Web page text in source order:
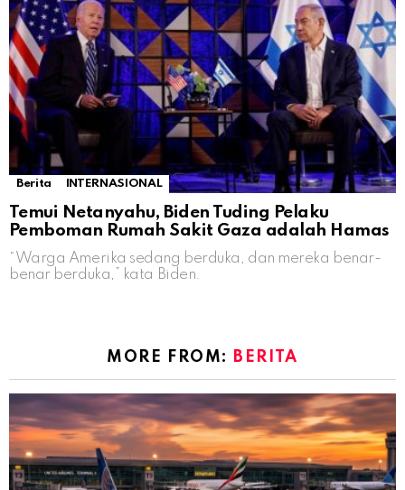
Berita INTERNASIONAL
Temui Netanyahu, Biden Tuding Pelaku
Pemboman Rumah Sakit Gaza adalah Hamas
“Warga Amerika sedang berduka, dan mereka benar-
benar berduka,” kata Biden.
MORE FROM: BERITA